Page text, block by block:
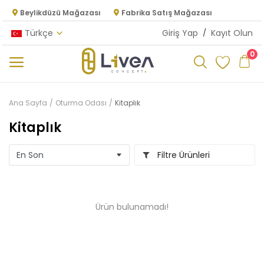
Beylikdüzü Mağazası Fabrika Satış Mağazası
Türkçe Giriş Yap / Kayıt Olun
0
Kategoriler
Ana Menü
Oturma Odası
Ana Sayfa Oturma Odası Kitaplık
Kitaplık
Filtre Ürünleri
Ürün bulunamadı!